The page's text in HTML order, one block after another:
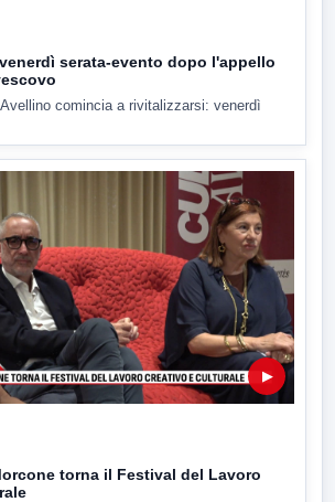
serata-evento dopo l'appello
Avellino comincia a rivitalizzarsi: venerdì
▶
torna il Festival del Lavoro